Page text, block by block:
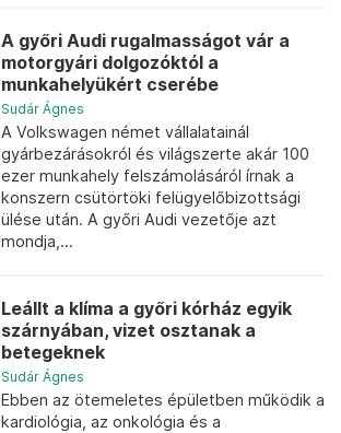
A győri Audi rugalmasságot vár a
motorgyári dolgozóktól a
munkahelyükért cserébe
Sudár Ágnes
A Volkswagen német vállalatainál
gyárbezárásokról és világszerte akár 100
ezer munkahely felszámolásáról írnak a
konszern csütörtöki felügyelőbizottsági
ülése után. A győri Audi vezetője azt
mondja,...
Leállt a klíma a győri kórház egyik
szárnyában, vizet osztanak a
betegeknek
Sudár Ágnes
Ebben az ötemeletes épületben működik a
kardiológia, az onkológia és a